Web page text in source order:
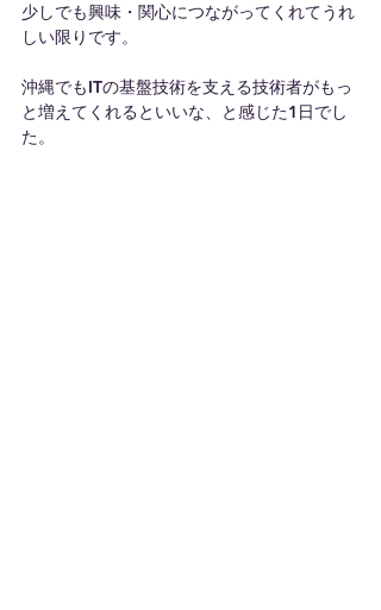
少しでも興味・関心につながってくれてうれ
しい限りです。
沖縄でもITの基盤技術を支える技術者がもっ
と増えてくれるといいな、と感じた1日でし
た。